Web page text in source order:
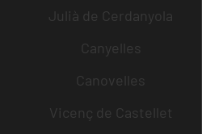
Julià de Cerdanyola
Canyelles
Canovelles
Vicenç de Castellet